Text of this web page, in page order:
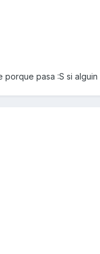
pasa :S si